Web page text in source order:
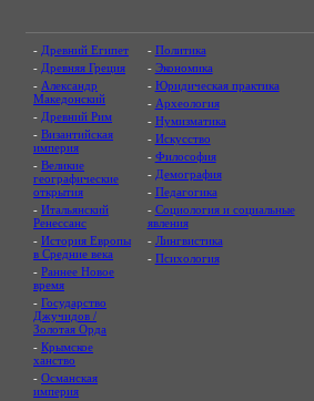
- Древний Египет
- Древняя Греция
- Александр
Македонский
- Древний Рим
- Византийская
империя
- Великие
географические
открытия
- Итальянский
Ренессанс
- История Европы
в Средние века
- Раннее Новое
время
- Государство
Джучидов /
Золотая Орда
- Крымское
ханство
- Османская
империя
- Политика
- Экономика
- Юридическая практика
- Археология
- Нумизматика
- Искусство
- Философия
- Демография
- Педагогика
- Социология и социальные
явления
- Лингвистика
- Психология